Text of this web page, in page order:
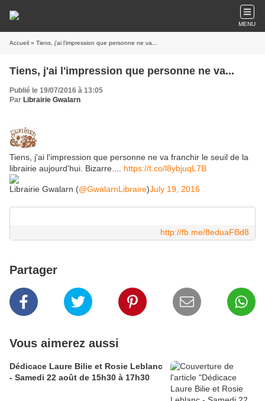
MENU
Accueil » Tiens, j'ai l'impression que personne ne va...
Tiens, j'ai l'impression que personne ne va...
Publié le 19/07/2016 à 13:05
Par Librairie Gwalarn
Tiens, j'ai l'impression que personne ne va franchir le seuil de la
librairie aujourd'hui. Bizarre.... https://t.co/l8ybjuqL7B
Librairie Gwalarn (@GwalarnLibraire)July 19, 2016
http://fb.me/8eduaFBd8
Partager
Vous aimerez aussi
Dédicace Laure Bilie et Rosie Leblanc
- Samedi 22 août de 15h30 à 17h30